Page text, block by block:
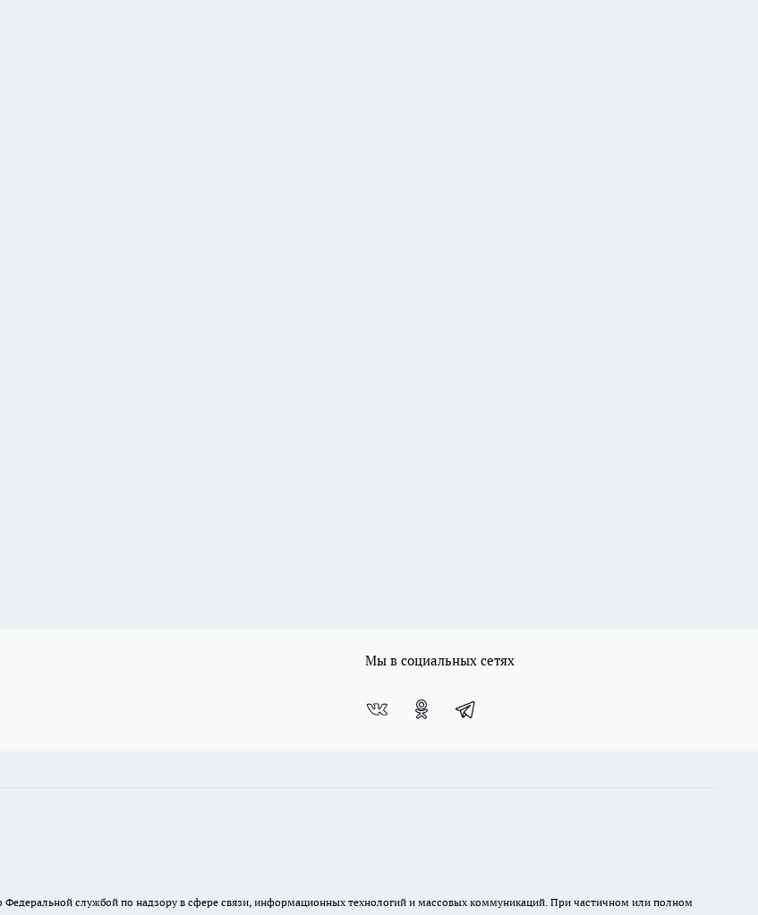
Мы в социальных сетях
Федеральной службой по надзору в сфере связи, информационных технологий и массовых коммуникаций. При частичном или полном